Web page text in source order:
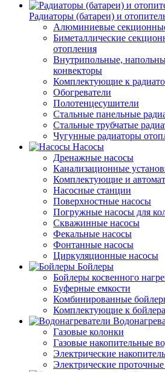
Радиаторы (батареи) и
Алюминиевые
Биметаллические
отопления
Внутрипольные,
конвекторы
Комплектующие к
Обогреватели
Полотенцесушители
Стальные панельные
Стальные трубчатые
Чугунные радиаторы
Насосы
Дренажные насосы
Канализационные
Комплектующие и
Насосные станции
Поверхностные насосы
Погружные насосы для
Скважинные насосы
Фекальные насосы
Фонтанные насосы
Циркуляционные насосы
Бойлеры
Бойлеры косвенного
Буферные емкости
Комбинированные
Комплектующие к
Газовые колонки
Газовые накопительные
Электрические
Электрические проточные